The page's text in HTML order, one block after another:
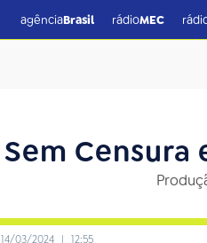
agênciaBrasil rádioMEC
Sem Censura
14/03/2024 | 12:55